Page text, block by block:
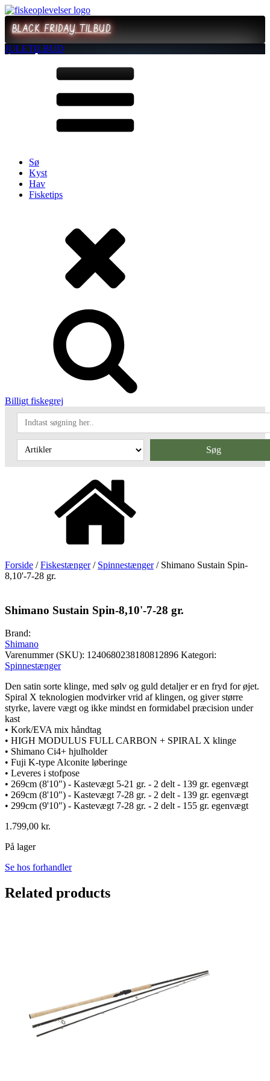
BLACK FRIDAY TILBUD
JULETILBUD
Sø
Kyst
Hav
Fisketips
Billigt fiskegrej
Søg
Forside /Fiskestænger/ Spinnestænger/ Shimano Sustain Spin-
8,10'-7-28 gr.
Shimano Sustain Spin-8,10'-7-28 gr.
Brand:
Shimano
Varenummer (SKU): 1240680238180812896 Kategori:
Spinnestænger
Den satin sorte klinge, med sølv og guld detaljer er en fryd for øjet.
Spiral X teknologien modvirker vrid af klingen, og giver større
styrke, lavere vægt og ikke mindst en formidabel præcision under
kast
• Kork/EVA mix håndtag
• HIGH MODULUS FULL CARBON + SPIRAL X klinge
• Shimano Ci4+ hjulholder
• Fuji K-type Alconite løberinge
• Leveres i stofpose
• 269cm (8'10") - Kastevægt 5-21 gr. - 2 delt - 139 gr. egenvægt
• 269cm (8'10") - Kastevægt 7-28 gr. - 2 delt - 139 gr. egenvægt
• 299cm (9'10") - Kastevægt 7-28 gr. - 2 delt - 155 gr. egenvægt
1.799,00 kr.
På lager
Se hos forhandler
Related products